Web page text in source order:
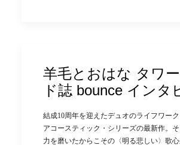
羊毛とおはな タワ
ド誌 bounce インタ
結成10周年を迎えたデュオのライフワーク
アコースティック・シリーズの最新作。
力を磨いたからこその〈明る悲しい〉歌